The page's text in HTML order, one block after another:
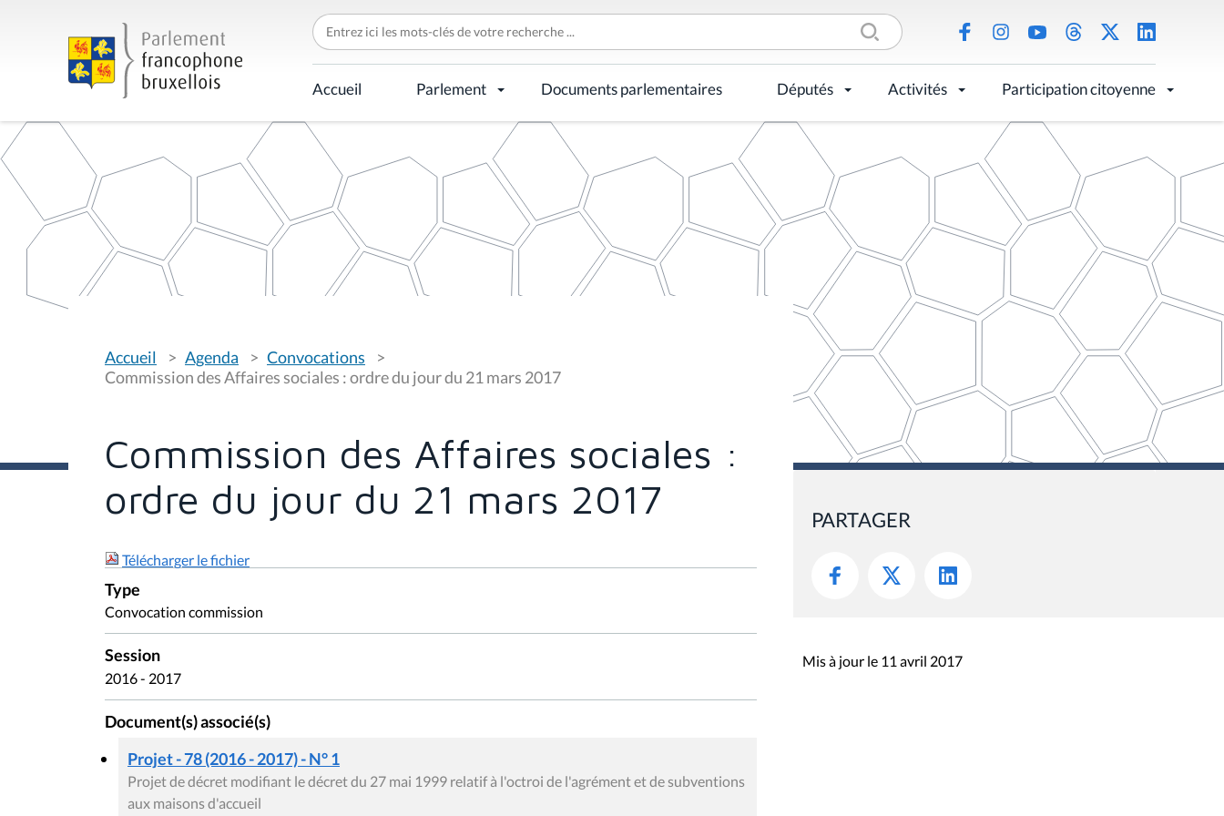
C
h
e
r
c
h
r
p
Accueil Parlement Documents parlementaires Députés Activités Participation citoyenne
o
u
s
s
i
:
Accueil Agenda
Convocations
Commission des Affaires sociales : ordre du jour du 21 mars 2017
Commission des Affaires sociales :
ordre du jour du 21 mars 2017
Télécharger le fichier
Type
Convocation commission
Session
2016 - 2017
Document(s) associé(s)
Projet - 78 (2016 - 2017) - N° 1
Projet de décret modifiant le décret du 27 mai 1999 relatif à l'octroi de l'agrément et de subventions
aux maisons d'accueil
PARTAGER
Mis à jour le 11 avril 2017